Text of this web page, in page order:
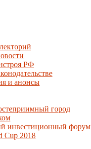
РФ
и анонсы
город
инвестиционный форум
Cup 2018